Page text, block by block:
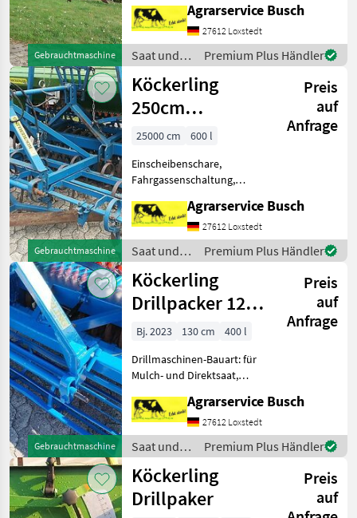
Gebrauchtmaschine
Saatmengenverstellung,
hydr.
Schardruckverstellung,
Schleppschare,
Spuranreisser, Fahrwerk,
Fahrgassenmarkierung B
Agrarservice Busch
27612 Loxstedt
Saat und
Pflege /
Kverneland
Premium Plus Händler
Gebrauchtmaschine
Köckerling
250cm
Drillkombi 21
Reihen
Vorbaufede
Preis
auf
Anfrage
25000 cm
600 l
Einscheibenschare,
Fahrgassenschaltung,
Spuranreisser Köckerling
Drillkombi Modell 250/21-
12 250cm 21 Reihen 12cm
Reihenbreite Amazone
Sattgutbeh
Agrarservice Busch
27612 Loxstedt
Saat und
Pflege /
Köckerling
Premium Plus Händler
Gebrauchtmaschine
Köckerling
Drillpacker 12
reihig Minimat
130-142
Preis
auf
Anfrage
Bj. 2023 130 cm
400 l
Drillmaschinen-Bauart: für
Mulch- und Direktsaat,
Einscheibenschare,
Fahrgassenschaltung, hydr.
Saatmengenverstellung,
hydr.
Schardruckverstellung,
Schleppsch
Agrarservice Busch
27612 Loxstedt
Saat und
Pflege /
Köckerling
Premium Plus Händler
Köckerling
Drillpaker
Preis
auf